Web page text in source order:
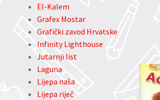
El-Kalem
Grafex Mostar
Grafički zavod Hrvatske
Infinity Lighthouse
Jutarnji list
Laguna
Lijepa naša
Lijepa riječ